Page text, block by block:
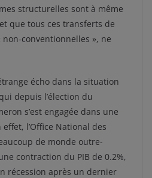
structurelles sont à même
que tous ces transferts de
conventionnelles », ne
écho dans la situation
depuis l’élection du
s’est engagée dans une
l’Office National des
de monde outre-
contraction du PIB de 0.2%,
récession après un dernier